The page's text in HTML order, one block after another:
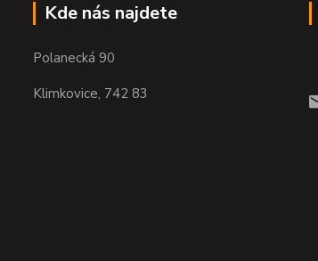
Kde nás najdete
Polanecká 90
Klimkovice, 742 83